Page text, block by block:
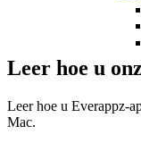
Leer hoe u
Leer hoe u Everappz-
Mac.